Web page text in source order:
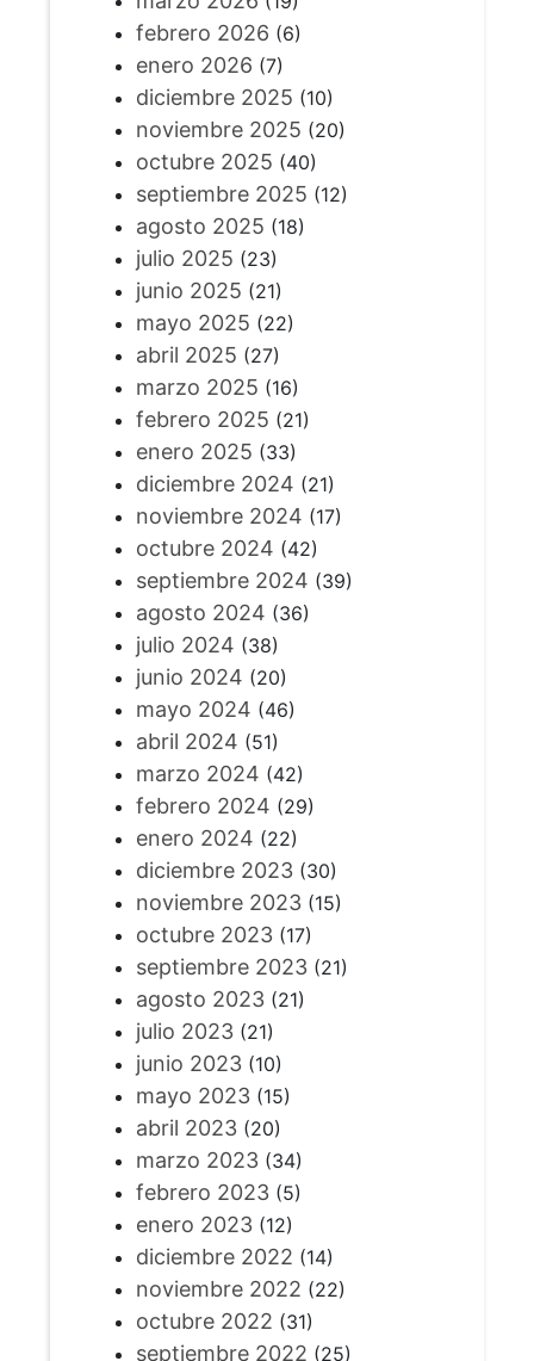
febrero 2026 (6)
enero 2026 (7)
diciembre 2025 (10)
noviembre 2025 (20)
octubre 2025 (40)
septiembre 2025 (12)
agosto 2025 (18)
julio 2025 (23)
junio 2025 (21)
mayo 2025 (22)
abril 2025 (27)
marzo 2025 (16)
febrero 2025 (21)
enero 2025 (33)
diciembre 2024 (21)
noviembre 2024 (17)
octubre 2024 (42)
septiembre 2024 (39)
agosto 2024 (36)
julio 2024 (38)
junio 2024 (20)
mayo 2024 (46)
abril 2024 (51)
marzo 2024 (42)
febrero 2024 (29)
enero 2024 (22)
diciembre 2023(30)
noviembre 2023(15)
octubre 2023(17)
septiembre 2023(21)
agosto 2023(21)
julio 2023(21)
junio 2023(10)
mayo 2023(15)
abril 2023(20)
marzo 2023(34)
febrero 2023(5)
enero 2023(12)
diciembre 2022 (14)
noviembre 2022 (22)
octubre 2022 (31)
septiembre 2022 (25)